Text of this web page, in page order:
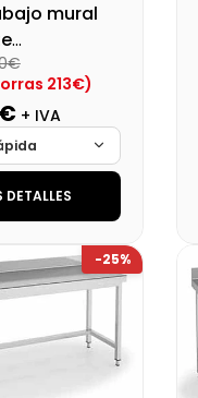
mural
213€)
+ IVA
Cargando…
Cargando…
(+21%)
DETALLES
-25%